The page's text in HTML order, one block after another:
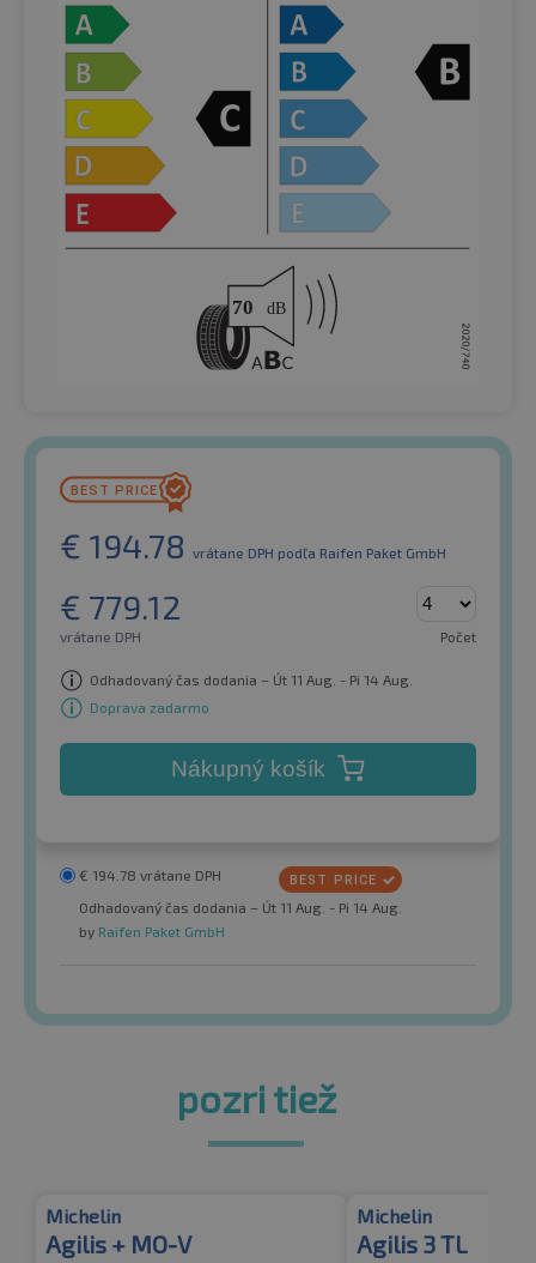
€ 194.78 vrátane DPH podľa Raifen Paket GmbH
€ 779.12
vrátane DPH Počet
Odhadovaný čas dodania – Út 11 Aug. - Pi 14 Aug.
Doprava zadarmo
Nákupný košík
€ 194.78 vrátane DPH
Odhadovaný čas dodania – Út 11 Aug. - Pi 14 Aug.
by Raifen Paket GmbH
pozri tiež
Michelin
Agilis + MO-V
Michelin
Agilis 3 TL